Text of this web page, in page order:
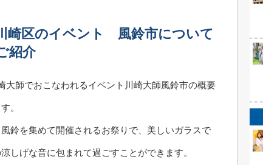
崎区のイベント 風鈴市について
紹介
大師でおこなわれるイベント川崎大師風鈴市の概要
。
鈴を集めて開催されるお祭りで、美しいガラスで
しげな音に包まれて過ごすことができます。